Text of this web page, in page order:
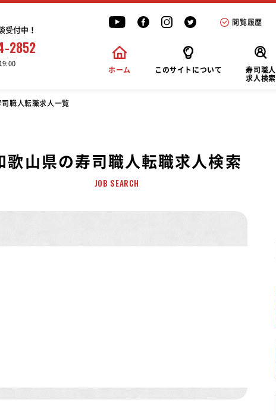
受付中！
2852
閲覧履歴
ホーム このサイトについて
寿司職人
求人検索
職人転職求人一覧
歌山県の寿司職人転職求人検索
JOB SEARCH